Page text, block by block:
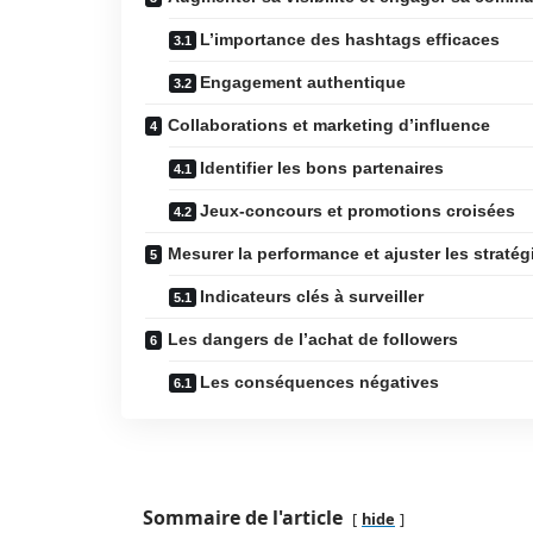
L’importance des hashtags efficaces
Engagement authentique
Collaborations et marketing d’influence
Identifier les bons partenaires
Jeux-concours et promotions croisées
Mesurer la performance et ajuster les
Indicateurs clés à surveiller
Les dangers de l’achat de followers
Les conséquences négatives
Sommaire de l'article hide